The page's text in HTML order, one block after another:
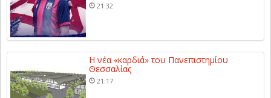
21:32
Η νέα «καρδιά» του Πανεπιστημίου
Θεσσαλίας
21:17